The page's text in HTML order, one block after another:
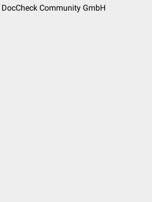
DocCheck Community GmbH